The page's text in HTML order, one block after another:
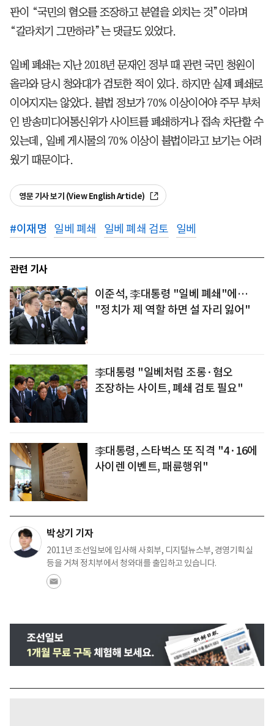
판이 “국민의 혐오를 조장하고 분열을 외치는 것”이라며
“갈라치기 그만하라”는 댓글도 있었다.
일베 폐쇄는 지난 2018년 문재인 정부 때 관련 국민 청원이
올라와 당시 청와대가 검토한 적이 있다. 하지만 실제 폐쇄로
이어지지는 않았다. 불법 정보가 70% 이상이어야 주무 부처
인 방송미디어통신위가 사이트를 폐쇄하거나 접속 차단할 수
있는데, 일베 게시물의 70% 이상이 불법이라고 보기는 어려
웠기 때문이다.
영문 기사 보기 (View English Article)
#이재명 일베 폐쇄 일베 폐쇄 검토 일베
관련 기사
이준석, 李대통령 "일베 폐쇄"에…
"정치가 제 역할 하면 설 자리 잃어"
李대통령 "일베처럼 조롱·혐오
조장하는 사이트, 폐쇄 검토 필요"
李대통령, 스타벅스 또 직격 "4·16에
사이렌 이벤트, 패륜행위"
박상기 기자
2011년 조선일보에 입사해 사회부, 디지털뉴스부, 경영기획실
등을 거쳐 정치부에서 청와대를 출입하고 있습니다.